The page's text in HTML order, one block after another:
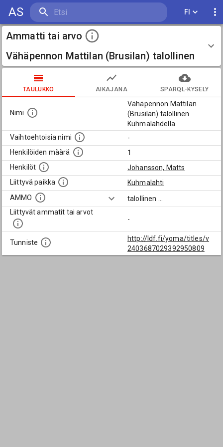
AS FI
Ammatti tai arvo
Vähäpennon Mattilan (Brusilan) talollinen
Kuhmalahdella
TAULUKKO AIKAJANA SPARQL-KYSELY
Nimi
Vähäpennon Mattilan
(Brusilan) talollinen
Kuhmalahdella
Vaihtoehtoisia nimi
-
Henkilöiden määrä
1
Henkilöt
Johansson, Matts
Liittyvä paikka
Kuhmalahti
AMMO
talollinen
Liittyvät ammatit tai arvot
-
Tunniste
http://ldf.fi/yoma/titles/v
2403687029392950809